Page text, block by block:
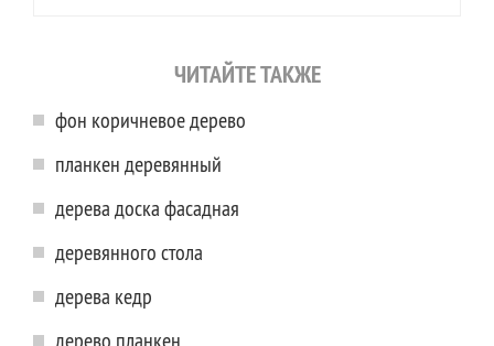
ЧИТАЙТЕ ТАКЖЕ
фон коричневое дерево
планкен деревянный
дерева доска фасадная
деревянного стола
дерева кедр
дерево планкен